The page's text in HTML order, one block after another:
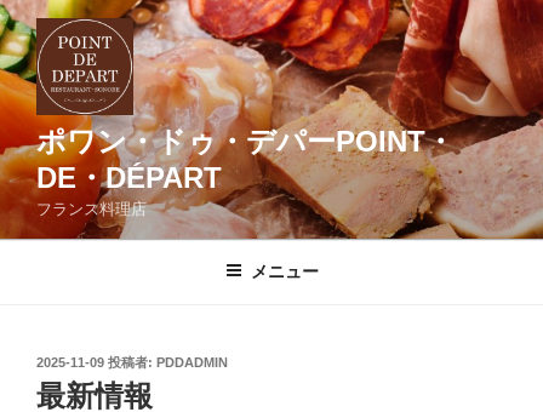
コ
ン
テ
ン
へ
ス
キ
ッ
ポワン・ドゥ・デパーPOINT・
DE・DÉPART
フランス料理店
メニュー
投
稿
日:
2025-11-09 投稿者: PDDADMIN
最新情報